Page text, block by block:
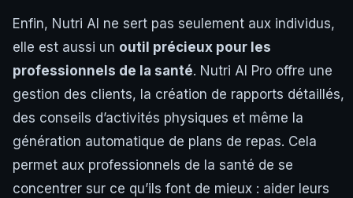
Enfin, Nutri AI ne sert pas seulement aux individus,
elle est aussi un outil précieux pour les
professionnels de la santé. Nutri AI Pro offre une
gestion des clients, la création de rapports détaillés,
des conseils d’activités physiques et même la
génération automatique de plans de repas. Cela
permet aux professionnels de la santé de se
concentrer sur ce qu’ils font de mieux : aider leurs